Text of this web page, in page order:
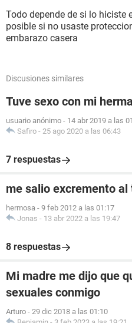
Todo depende de si lo hiciste
posible si no usaste
embarazo casera
Discusiones similares
Tuve sexo con mi
usuario anónimo - 14 abr 2019 a las
Safiro - 25 ago 2020 a las 06:43
7 respuestas
me salio excremento
hermosa - 9 feb 2012 a las 01:17
Jonas - 13 abr 2022 a las 19:47
8 respuestas
Mi madre me dijo que
sexuales conmigo
Arturo - 29 dic 2018 a las 01:10